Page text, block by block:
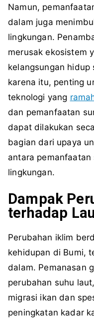
Namun,
dalam juga
lingkungan.
merusak ekosistem
kelangsungan hidup
karena itu, penting
teknologi yang
dan pemanfaatan
dapat dilakukan
bagian dari upaya
antara
lingkungan.
Dampak
terhadap
Perubahan iklim
kehidupan di Bumi,
dalam. Pemanasan
perubahan suhu
migrasi ikan dan
peningkatan kadar